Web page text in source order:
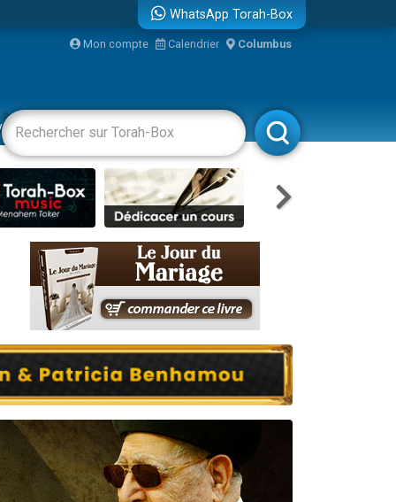
WhatsApp Torah-Box
Mon compte Calendrier Columbus
Livres Rabbanim